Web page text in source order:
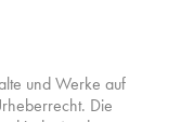
und Werke auf
Die